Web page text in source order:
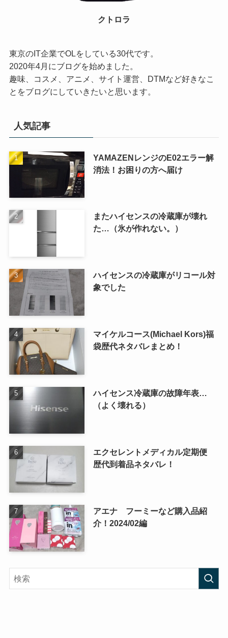
クトロラ
東京のIT企業でOLをしている30代です。
2020年4月にブログを始めました。
趣味、コスメ、アニメ、サイト運営、DTMなど好きなこ
とをブログにしていきたいと思います。
人気記事
YAMAZENレンジのE02エラー解
消法！お困りの方へ届け
またハイセンスの冷蔵庫が壊れ
た…（氷が作れない。）
ハイセンスの冷蔵庫がリコール対
象でした
マイケルコース(Michael Kors)福
袋歴代ネタバレまとめ！
ハイセンス冷蔵庫の故障年表…
（よく壊れる）
エクセレントメディカル定期便
歴代到着品ネタバレ！
アエナ フーミーなど購入品紹
介！2024/02編